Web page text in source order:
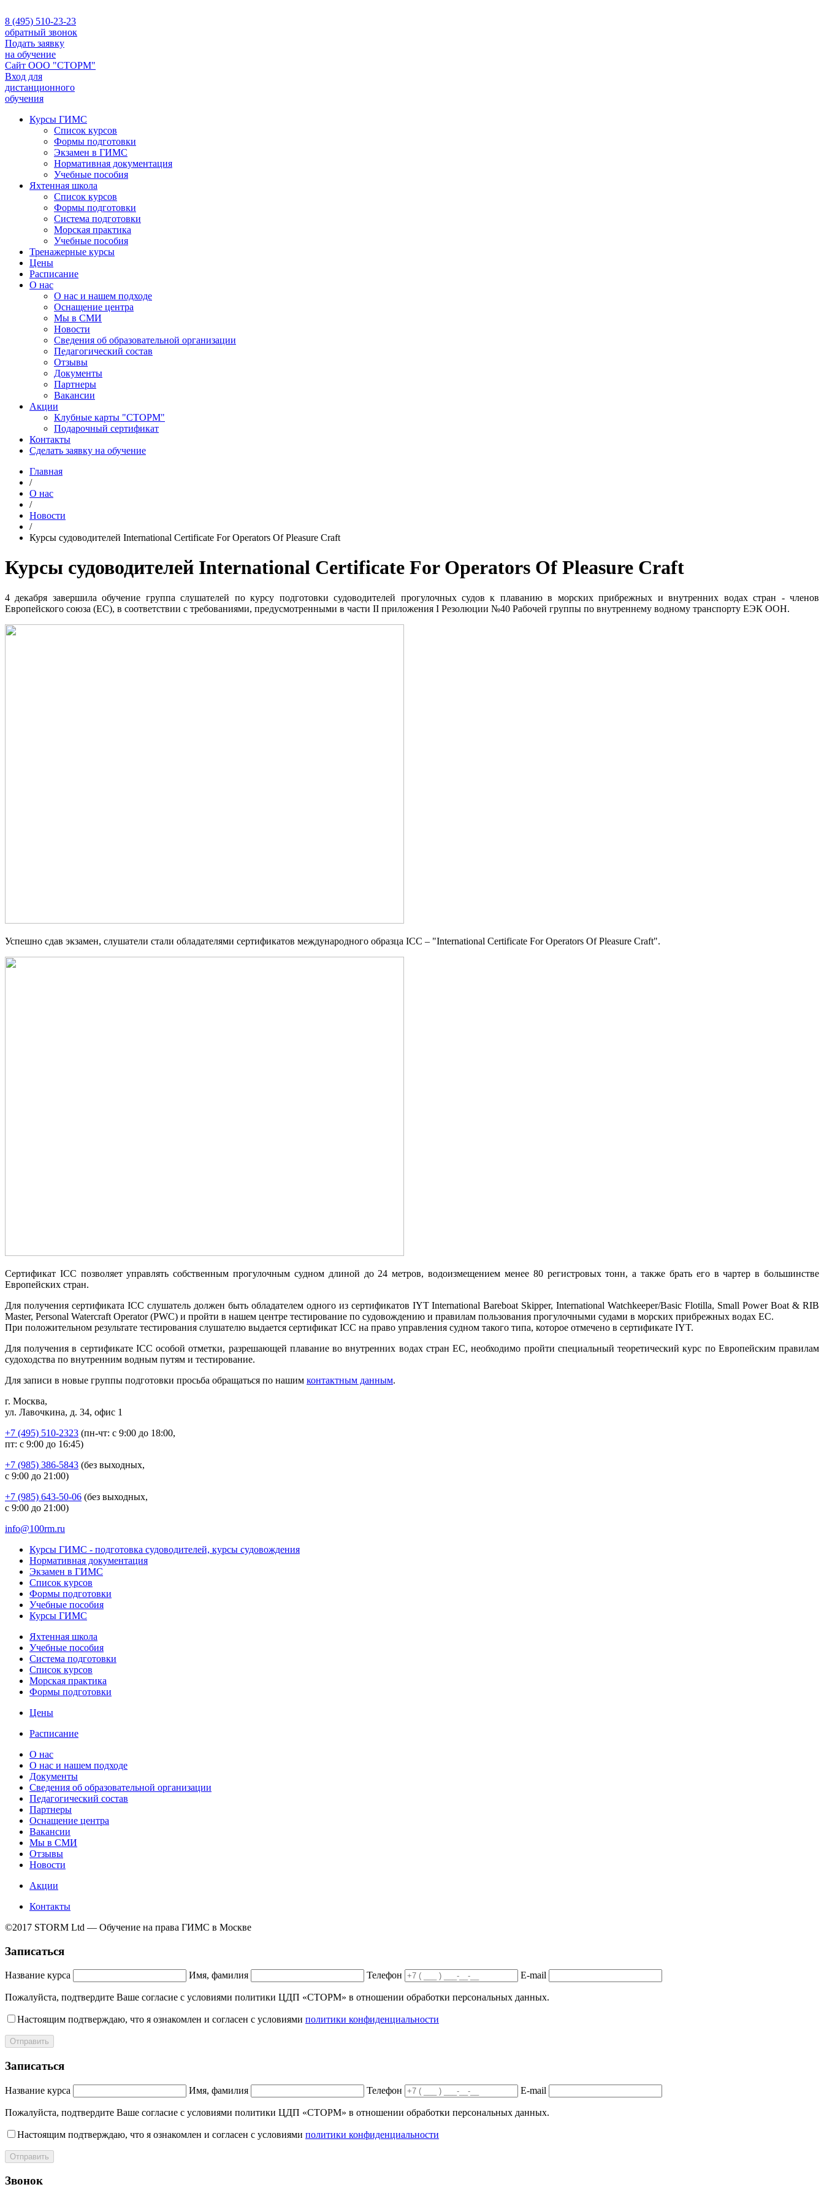
8 (495) 510-23-23
обратный звонок
Подать заявку
на обучение
Сайт ООО "СТОРМ"
Вход для
дистанционного
обучения
Курсы ГИМС
Список курсов
Формы подготовки
Экзамен в ГИМС
Нормативная документация
Учебные пособия
Яхтенная школа
Список курсов
Формы подготовки
Cистема подготовки
Морская практика
Учебные пособия
Тренажерные курсы
Цены
Расписание
О нас
О нас и нашем подходе
Оснащение центра
Мы в СМИ
Новости
Сведения об образовательной организации
Педагогический состав
Отзывы
Документы
Партнеры
Вакансии
Акции
Клубные карты "СТОРМ"
Подарочный сертификат
Контакты
Сделать заявку на обучение
Главная
/
О нас
/
Новости
/
Курсы судоводителей International Certificate For Operators Of Pleasure Craft
Курсы судоводителей International Certificate For Operators Of Pleasure Craft
4 декабря завершила обучение группа слушателей по курсу подготовки судоводителей прогулочных судов к плаванию в морских прибрежных и внутренних водах стран - членов
Европейского союза (ЕС), в соответствии с требованиями, предусмотренными в части II приложения I Резолюции №40 Рабочей группы по внутреннему водному транспорту ЕЭК ООН.
Успешно сдав экзамен, слушатели стали обладателями сертификатов международного образца ICC – "International Certificate For Operators Of Pleasure Craft".
Сертификат ICC позволяет управлять собственным прогулочным судном длиной до 24 метров, водоизмещением менее 80 регистровых тонн, а также брать его в чартер в большинстве
Европейских стран.
Для получения сертификата ICC слушатель должен быть обладателем одного из сертификатов IYT International Bareboat Skipper, International Watchkeeper/Basic Flotilla, Small Power Boat & RIB
Master, Personal Watercraft Operator (PWC) и пройти в нашем центре тестирование по судовождению и правилам пользования прогулочными судами в морских прибрежных водах ЕС.
При положительном результате тестирования слушателю выдается сертификат ICC на право управления судном такого типа, которое отмечено в сертификате IYT.
Для получения в сертификате ICC особой отметки, разрешающей плавание во внутренних водах стран ЕС, необходимо пройти специальный теоретический курс по Европейским правилам
судоходства по внутренним водным путям и тестирование.
Для записи в новые группы подготовки просьба обращаться по нашим контактным данным.
г. Москва,
ул. Лавочкина, д. 34, офис 1
+7 (495) 510-2323 (пн-чт: с 9:00 до 18:00,
пт: с 9:00 до 16:45)
+7 (985) 386-5843 (без выходных,
с 9:00 до 21:00)
+7 (985) 643-50-06 (без выходных,
с 9:00 до 21:00)
info@100rm.ru
Курсы ГИМС - подготовка судоводителей, курсы судовождения
Нормативная документация
Экзамен в ГИМС
Список курсов
Формы подготовки
Учебные пособия
Курсы ГИМС
Яхтенная школа
Учебные пособия
Cистема подготовки
Список курсов
Морская практика
Формы подготовки
Цены
Расписание
О нас
О нас и нашем подходе
Документы
Сведения об образовательной организации
Педагогический состав
Партнеры
Оснащение центра
Вакансии
Мы в СМИ
Отзывы
Новости
Акции
Контакты
©2017 STORM Ltd — Обучение на права ГИМС в Москве
Записаться
Название курса Имя, фамилия Телефон E-mail
Пожалуйста, подтвердите Ваше согласие с условиями политики ЦДП «СТОРМ» в отношении обработки персональных данных.
Настоящим подтверждаю, что я ознакомлен и согласен с условиями политики конфиденциальности
Отправить
Записаться
Название курса Имя, фамилия Телефон E-mail
Пожалуйста, подтвердите Ваше согласие с условиями политики ЦДП «СТОРМ» в отношении обработки персональных данных.
Настоящим подтверждаю, что я ознакомлен и согласен с условиями политики конфиденциальности
Отправить
Звонок